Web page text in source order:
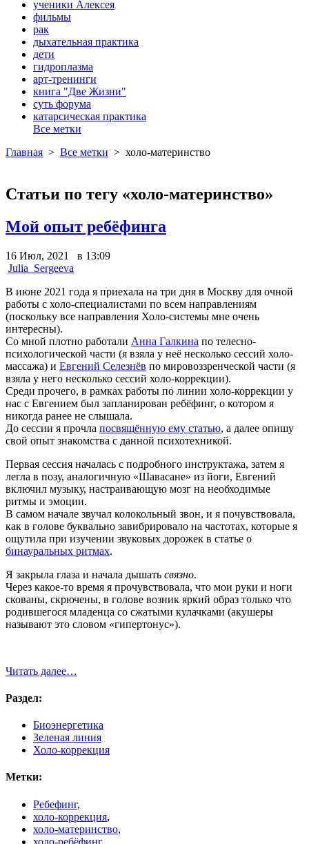
ученики Алексея
фильмы
рак
дыхательная практика
дети
гидроплазма
арт-тренинги
книга "Две Жизни"
суть форума
катарсическая практика
Все метки
Главная > Все метки > холо-материнство
Статьи по тегу «холо-материнство»
Мой опыт ребёфинга
16 Июл, 2021 в 13:09
Julia_Sergeeva
В июне 2021 года я приехала на три дня в Москву для очной
работы с холо-специалистами по всем направлениям
(поскольку все направления Холо-системы мне очень
интересны).
Со мной плотно работали Анна Галкина по телесно-
психологической части (я взяла у неё несколько сессий холо-
массажа) и Евгений Селезнёв по мировоззренческой части (я
взяла у него несколько сессий холо-коррекции).
Среди прочего, в рамках работы по линии холо-коррекции у
нас с Евгением был запланирован ребёфинг, о котором я
никогда ранее не слышала.
До сессии я прочла посвящённую ему статью, а далее опишу
свой опыт знакомства с данной психотехникой.
Первая сессия началась с подробного инструктажа, затем я
легла в позу, аналогичную «Шавасане» из йоги, Евгений
включил музыку, настраивающую мозг на необходимые
ритмы и эмоции.
В самом начале звучал колокольный звон, и я почувствовала,
как в голове буквально завибрировало на частотах, которые я
ощутила при изучении звуковых дорожек в статье о
бинауральных ритмах.
Я закрыла глаза и начала дышать связно.
Через какое-то время я прочувствовала, что мои руки и ноги
скованы, скрючены, в голове возник яркий образ только что
родившегося младенца со сжатыми кулачками (акушеры
называют это словом «гипертонус»).
Читать далее…
Раздел:
Биоэнергетика
Зеленая линия
Холо-коррекция
Метки:
Ребефинг,
холо-коррекция,
холо-материнство,
холо-ребёфинг